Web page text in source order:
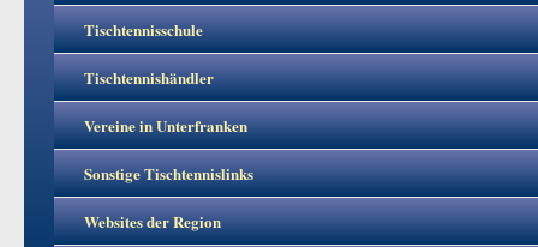
Tischtennisschule
Tischtennishändler
Vereine in Unterfranken
Sonstige Tischtennislinks
Websites der Region